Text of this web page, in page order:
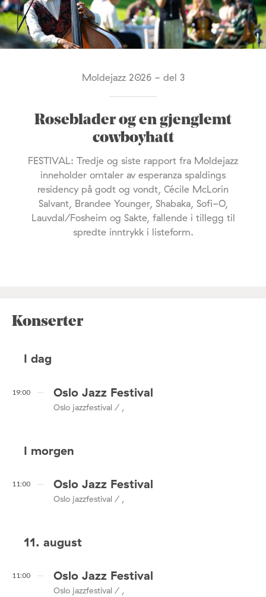
Moldejazz 2026 - del 3
Roseblader og en gjenglemt
cowboyhatt
FESTIVAL: Tredje og siste rapport fra Moldejazz
inneholder omtaler av esperanza spaldings
residency på godt og vondt, Cécile McLorin
Salvant, Brandee Younger, Shabaka, Sofi-O,
Lauvdal/Fosheim og Sakte, fallende i tillegg til
spredte inntrykk i listeform.
Konserter
I dag
19:00 Oslo Jazz Festival
Oslo jazzfestival / ,
I morgen
11:00 Oslo Jazz Festival
Oslo jazzfestival / ,
11. august
11:00 Oslo Jazz Festival
Oslo jazzfestival / ,